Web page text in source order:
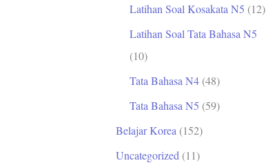
Latihan Soal Kosakata N5 (12)
Latihan Soal Tata Bahasa N5
(10)
Tata Bahasa N4 (48)
Tata Bahasa N5 (59)
Belajar Korea (152)
Uncategorized (11)